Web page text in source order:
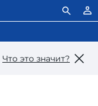
Что это значит?